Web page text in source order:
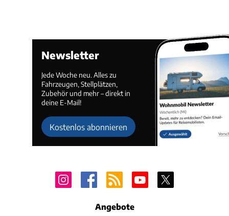
Newsletter
Jede Woche neu. Alles zu
Fahrzeugen, Stellplätzen,
Zubehör und mehr – direkt in
deine E-Mail!
Kostenlos abonnieren
Angebote